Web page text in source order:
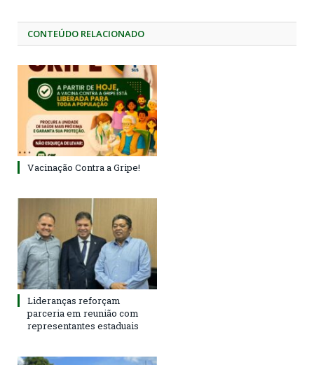
CONTEÚDO RELACIONADO
Vacinação Contra a Gripe!
Lideranças reforçam
parceria em reunião com
representantes estaduais